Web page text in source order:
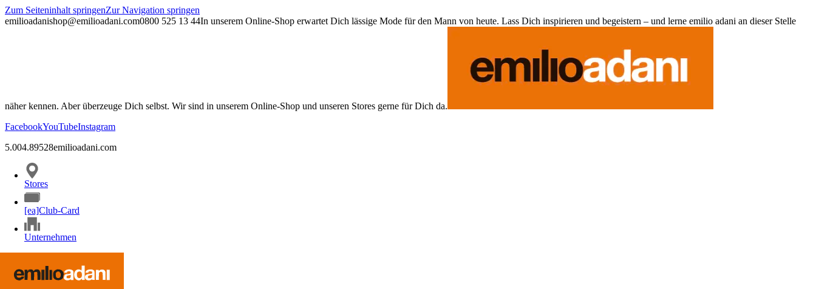
Zum Seiteninhalt springenZur Navigation springen
emilioadanishop@emilioadani.com0800 525 13 44In unserem Online-Shop erwartet Dich lässige Mode für den Mann von heute. Lass Dich inspirieren und begeistern – und lerne emilio adani an dieser Stelle
näher kennen. Aber überzeuge Dich selbst. Wir sind in unserem Online-Shop und unseren Stores gerne für Dich da.
FacebookYouTubeInstagram
5.004.89528emilioadani.com
Stores
[ea]Club-Card
Unternehmen